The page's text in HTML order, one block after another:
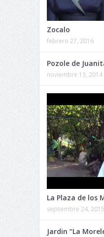
Zocalo
febrero 27, 2016
Pozole de
noviembre 13, 2014
La Plaza de los
septiembre 24, 2015
Jardin “La